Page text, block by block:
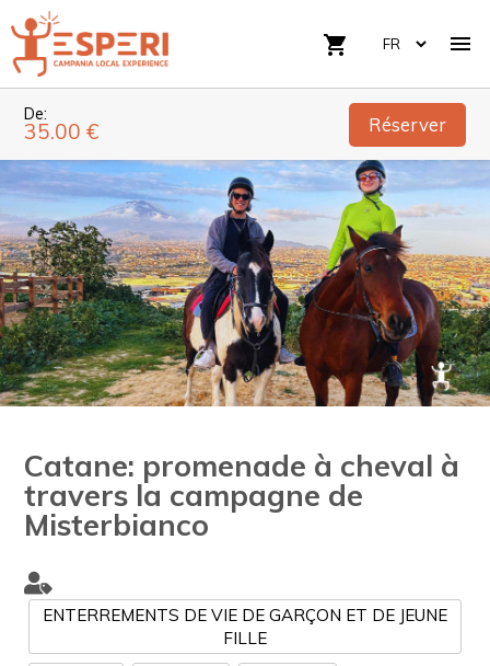

shopping_cart
De:
35.00 € Réserver
Catane: promenade à cheval à
travers la campagne de
Misterbianco
ENTERREMENTS DE VIE DE GARÇON ET DE JEUNE
FILLE